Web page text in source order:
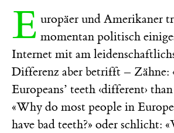
E uropäer und Amerikaner
momentan politisch
Internet mit am
Differenz aber betrifft – Zähne:
Europeans’ teeth ‹different›
«Why do most people in
have bad teeth?» oder schlicht: